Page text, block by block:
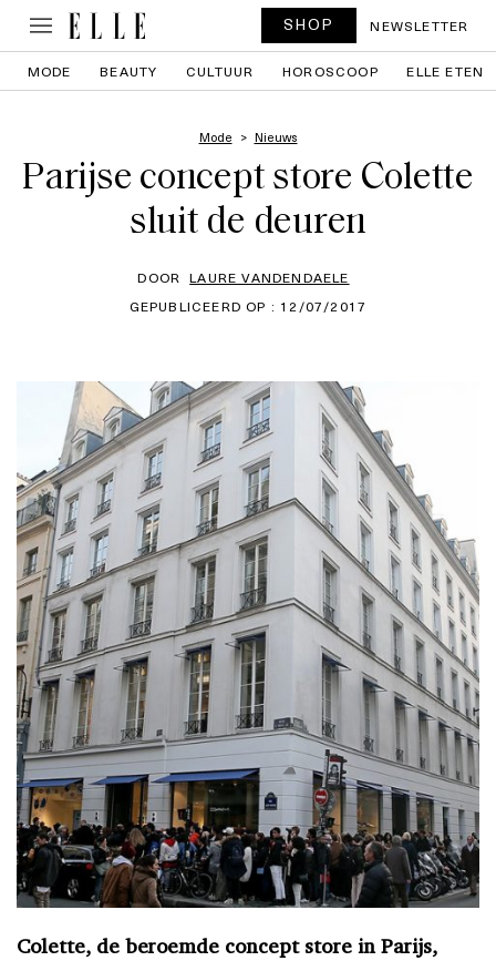
SHOP NEWSLETTER
MODE BEAUTY CULTUUR HOROSCOOP ELLE ETEN
Mode Nieuws
Parijse concept store Colette
sluit de deuren
DOOR LAURE VANDENDAELE
GEPUBLICEERD OP : 12/07/2017
Colette, de beroemde concept store in Parijs,